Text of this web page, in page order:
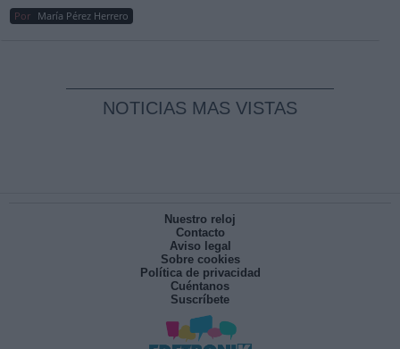
Por María Pérez Herrero
NOTICIAS MAS VISTAS
Nuestro reloj
Contacto
Aviso legal
Sobre cookies
Política de privacidad
Cuéntanos
Suscríbete